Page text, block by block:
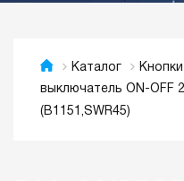
Каталог
выключатель ON-OFF
(B1151,SWR45)